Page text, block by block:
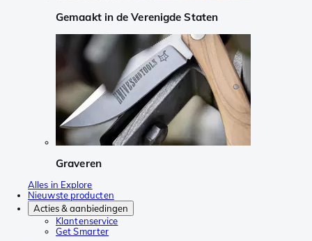
Gemaakt in de Verenigde Staten
Graveren
Alles in Explore
Nieuwste producten
Acties & aanbiedingen
Klantenservice
Get Smarter